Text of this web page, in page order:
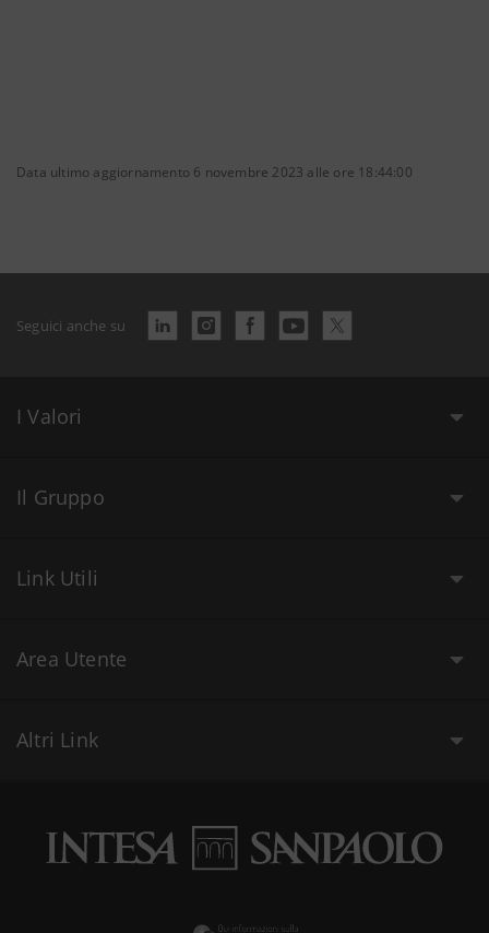
Data ultimo aggiornamento 6 novembre 2023 alle ore 18:44:00
Seguici anche su
I Valori
Il Gruppo
Link Utili
Area Utente
Altri Link